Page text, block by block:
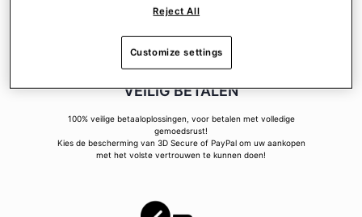
VEILIG BETALEN
100% veilige betaaloplossingen, voor betalen met volledige
gemoedsrust!
Kies de bescherming van 3D Secure of PayPal om uw aankopen
met het volste vertrouwen te kunnen doen!
Reject All
Customize settings